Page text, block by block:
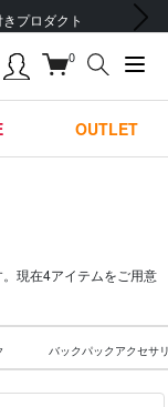
プロダクト
次の画像
0
OUTLET
現在4アイテムをご用意
バックパックアクセサ